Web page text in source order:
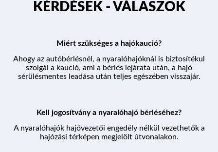
KÉRDÉSEK
PROGRAM
KÉRDÉSEK - VÁLASZOK
Miért szükséges a hajókaució?
Ahogy az autóbérlésnél, a nyaralóhajóknál is biztosítékul
szolgál a kaució, ami a bérlés lejárata után, a hajó
sérülésmentes leadása után teljes egészében visszajár.
Kell jogosítvány a nyaralóhajó bérléséhez?
A nyaralóhajók hajóvezetői engedély nélkül vezethetők a
hajózási térképen megjelölt útvonalakon.